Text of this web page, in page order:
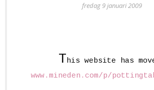
fredag 9 januari 2009
This website has
www.mineden.com/p/